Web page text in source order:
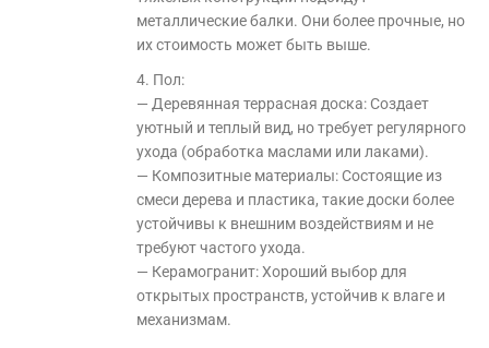
металлические балки. Они более прочные, но
их стоимость может быть выше.
4. Пол:
— Деревянная террасная доска: Создает
уютный и теплый вид, но требует регулярного
ухода (обработка маслами или лаками).
— Композитные материалы: Состоящие из
смеси дерева и пластика, такие доски более
устойчивы к внешним воздействиям и не
требуют частого ухода.
— Керамогранит: Хороший выбор для
открытых пространств, устойчив к влаге и
механизмам.